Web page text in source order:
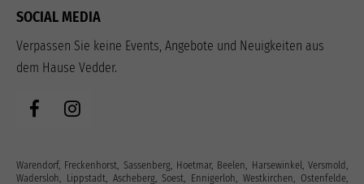
SOCIAL MEDIA
Verpassen Sie keine Events, Angebote und Neuigkeiten aus
dem Hause Vedder.
Warendorf, Freckenhorst, Sassenberg, Hoetmar, Beelen, Harsewinkel, Versmold,
Wadersloh, Lippstadt, Ascheberg, Soest, Ennigerloh, Westkirchen, Ostenfelde,